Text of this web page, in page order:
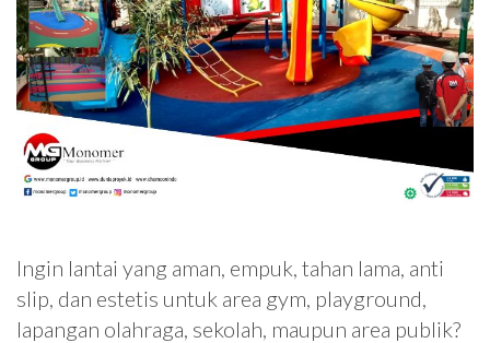
Ingin lantai yang aman, empuk, tahan lama, anti
slip, dan estetis untuk area gym, playground,
lapangan olahraga, sekolah, maupun area publik?